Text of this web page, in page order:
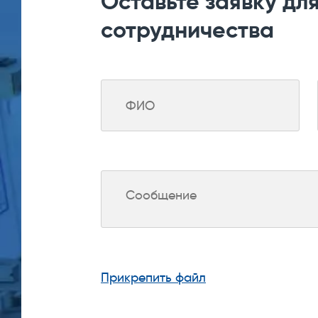
сотрудничества
Прикрепить файл